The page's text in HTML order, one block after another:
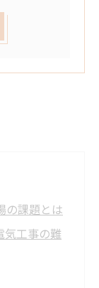
の課題とは
気工事の難
事課題